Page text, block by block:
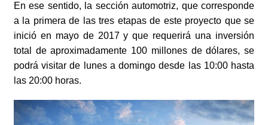
En ese sentido, la sección automotriz, que corresponde
a la primera de las tres etapas de este proyecto que se
inició en mayo de 2017 y que requerirá una inversión
total de aproximadamente 100 millones de dólares, se
podrá visitar de lunes a domingo desde las 10:00 hasta
las 20:00 horas.